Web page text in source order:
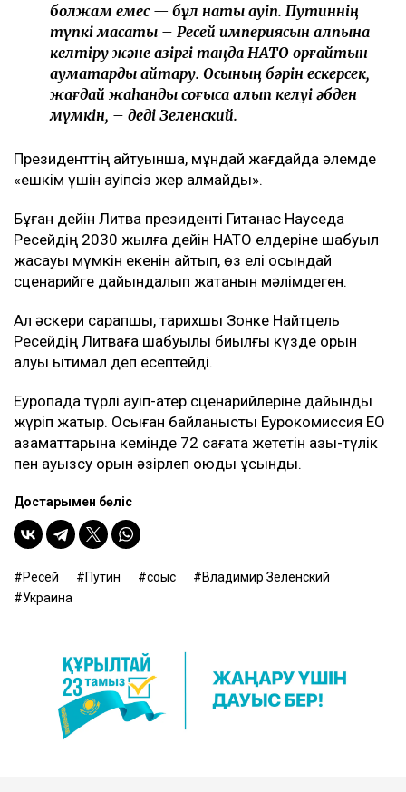
болжам емес — бұл нақты қауіп. Путиннің
түпкі мақсаты – Ресей империясын қалпына
келтіру және қазіргі таңда НАТО қорғайтын
аумақтарды қайтару. Осының бәрін ескерсек,
жағдай жаһандық соғысқа алып келуі әбден
мүмкін, – деді Зеленский.
Президенттің айтуынша, мұндай жағдайда әлемде
«ешкім үшін қауіпсіз жер қалмайды».
Бұған дейін Литва президенті Гитанас Науседа
Ресейдің 2030 жылға дейін НАТО елдеріне шабуыл
жасауы мүмкін екенін айтып, өз елі осындай
сценарийге дайындалып жатқанын мәлімдеген.
Ал әскери сарапшы, тарихшы Зонке Найтцель
Ресейдің Литваға шабуылы биылғы күзде орын
алуы ықтимал деп есептейді.
Еуропада түрлі қауіп-қатер сценарийлеріне дайындық
жүріп жатыр. Осыған байланысты Еурокомиссия ЕО
азаматтарына кемінде 72 сағатқа жететін азық-түлік
пен ауызсу қорын әзірлеп қоюды ұсынды.
Достарыңмен бөліс
Ресей Путин соғыс
Владимир Зеленский
Украина